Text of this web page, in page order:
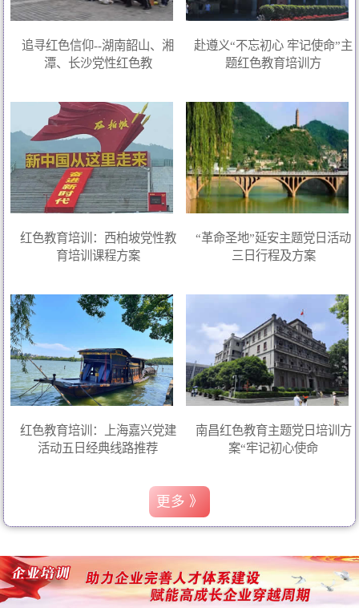
追寻红色信仰--湖南韶山、湘
潭、长沙党性红色教
赴遵义“不忘初心 牢记使命”主
题红色教育培训方
红色教育培训：西柏坡党性教
育培训课程方案
“革命圣地”延安主题党日活动
三日行程及方案
红色教育培训：上海嘉兴党建
活动五日经典线路推荐
南昌红色教育主题党日培训方
案“牢记初心使命
更多 》